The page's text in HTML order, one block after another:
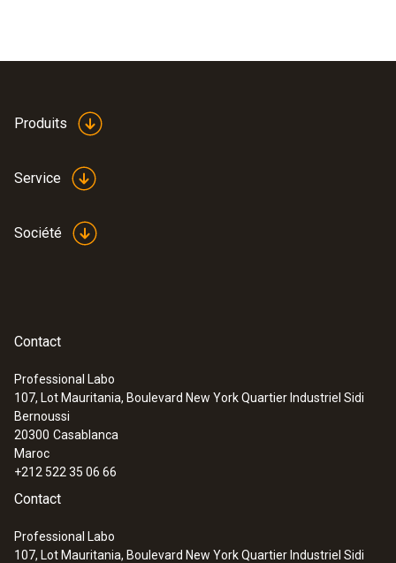
Produits
Service
Société
Contact
Professional Labo
107, Lot Mauritania, Boulevard New York Quartier Industriel Sidi
Bernoussi
20300 Casablanca
Maroc
+212 522 35 06 66
Contact
Professional Labo
107, Lot Mauritania, Boulevard New York Quartier Industriel Sidi